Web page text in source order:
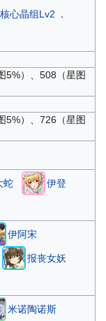
核心晶组Lv2
5%）、508（星图
5%）、726（星图
蛇 伊登
伊阿宋
报丧女妖
米诺陶诺斯